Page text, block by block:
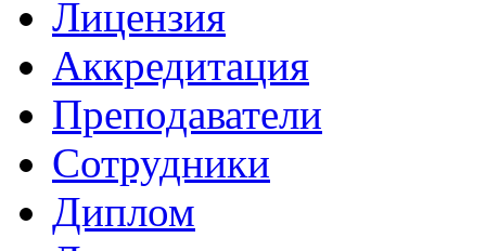
Лицензия
Аккредитация
Преподаватели
Сотрудники
Диплом